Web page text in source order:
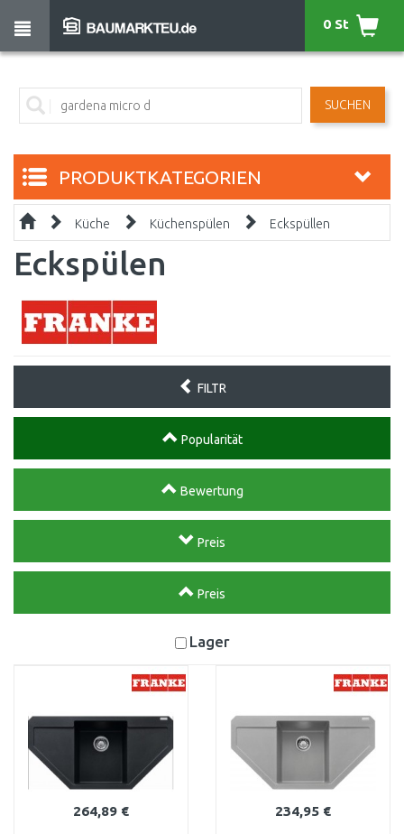
SUCHEN
0 St
PRODUKTKATEGORIEN
Küche Küchenspülen Eckspüllen
Eckspülen
FILTR
Popularität
Bewertung
Preis
Preis
Lager
264,89 € 234,95 €